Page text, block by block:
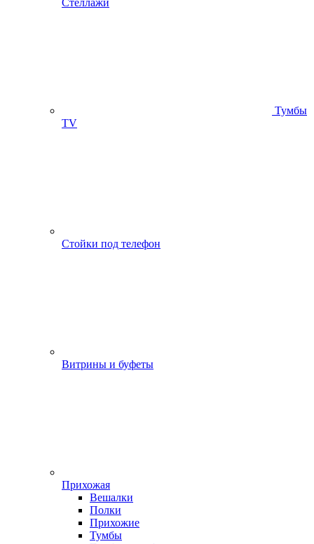
Стеллажи
Тумбы
ТV
Стойки под телефон
Витрины и буфеты
Прихожая
Вешалки
Полки
Прихожие
Тумбы